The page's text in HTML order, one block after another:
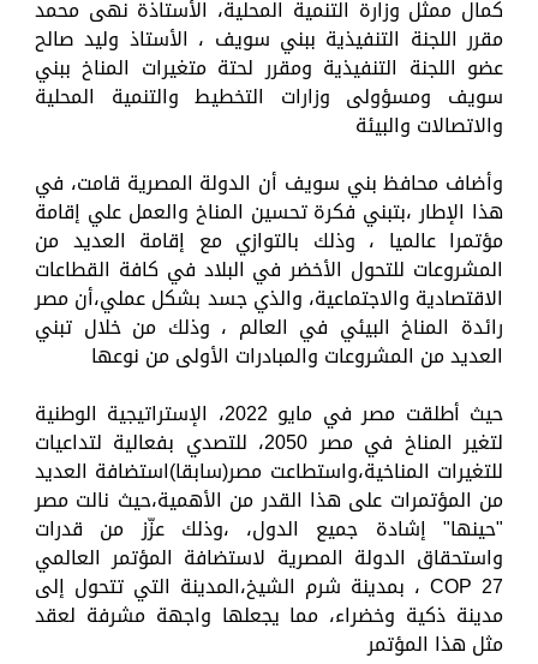
كمال ممثل وزارة التنمية المحلية، الأستاذة نهى محمد
مقرر اللجنة التنفيذية ببني سويف ، الأستاذ وليد صالح
عضو اللجنة التنفيذية ومقرر لحتة متغيرات المناخ ببني
سويف ومسؤولى وزارات التخطيط والتنمية المحلية
والاتصالات والبيئة
وأضاف محافظ بني سويف أن الدولة المصرية قامت، في
هذا الإطار ،بتبني فكرة تحسين المناخ والعمل علي إقامة
مؤتمرا عالميا ، وذلك بالتوازي مع إقامة العديد من
المشروعات للتحول الأخضر في البلاد في كافة القطاعات
الاقتصادية والاجتماعية، والذي جسد بشكل عملي،أن مصر
رائدة المناخ البيئي في العالم ، وذلك من خلال تبني
العديد من المشروعات والمبادرات الأولى من نوعها
حيث أطلقت مصر في مايو 2022، الإستراتيجية الوطنية
لتغير المناخ في مصر 2050، للتصدي بفعالية لتداعيات
للتغيرات المناخية،واستطاعت مصر(سابقا)استضافة العديد
من المؤتمرات على هذا القدر من الأهمية،حيث نالت مصر
"حينها" إشادة جميع الدول، ،وذلك عزّز من قدرات
واستحقاق الدولة المصرية لاستضافة المؤتمر العالمي
COP 27 ، بمدينة شرم الشيخ،المدينة التي تتحول إلى
مدينة ذكية وخضراء، مما يجعلها واجهة مشرفة لعقد
مثل هذا المؤتمر